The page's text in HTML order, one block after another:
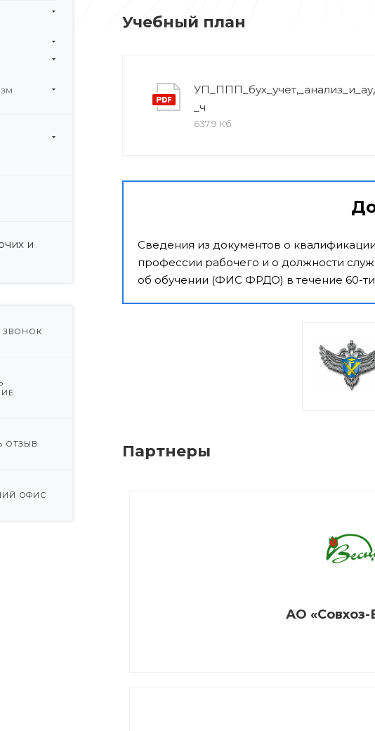
и
ЗВОНОК
ОТЗЫВ
ОФИС
Учебный план
_ч
637.9 Кб
Сведения из документов о
профессии рабочего и о должности
об обучении (ФИС ФРДО) в течение 60-
Партнеры
АО «Совхоз-